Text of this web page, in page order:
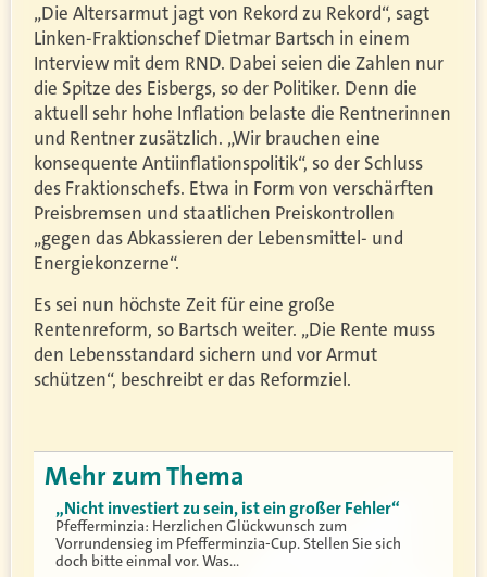
„Die Altersarmut jagt von Rekord zu Rekord“, sagt
Linken-Fraktionschef Dietmar Bartsch in einem
Interview mit dem RND. Dabei seien die Zahlen nur
die Spitze des Eisbergs, so der Politiker. Denn die
aktuell sehr hohe Inflation belaste die Rentnerinnen
und Rentner zusätzlich. „Wir brauchen eine
konsequente Antiinflationspolitik“, so der Schluss
des Fraktionschefs. Etwa in Form von verschärften
Preisbremsen und staatlichen Preiskontrollen
„gegen das Abkassieren der Lebensmittel- und
Energiekonzerne“.
Es sei nun höchste Zeit für eine große
Rentenreform, so Bartsch weiter. „Die Rente muss
den Lebensstandard sichern und vor Armut
schützen“, beschreibt er das Reformziel.
Mehr zum Thema
„Nicht investiert zu sein, ist ein großer Fehler“
Pfefferminzia: Herzlichen Glückwunsch zum
Vorrundensieg im Pfefferminzia-Cup. Stellen Sie sich
doch bitte einmal vor. Was…